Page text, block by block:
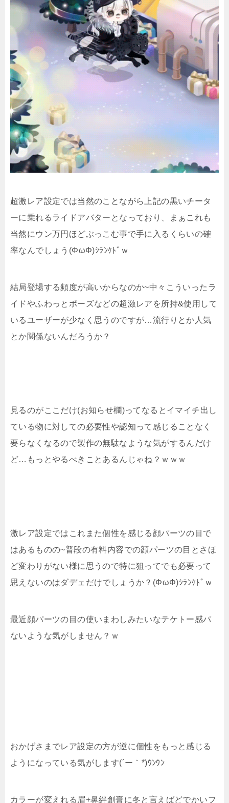
超激レア設定では当然のことながら上記の黒いチータ
ーに乗れるライドアバターとなっており、まぁこれも
当然にウン万円ほどぶっこむ事で手に入るくらいの確
率なんでしょう(ΦωΦ)ｼﾗﾝｹﾄﾞｗ
結局登場する頻度が高いからなのか~中々こういったラ
イドやふわっとポーズなどの超激レアを所持&使用して
いるユーザーが少なく思うのですが…流行りとか人気
とか関係ないんだろうか？
見るのがここだけ(お知らせ欄)ってなるとイマイチ出し
ている物に対しての必要性や認知って感じることなく
要らなくなるので製作の無駄なような気がするんだけ
ど…もっとやるべきことあるんじゃね？ｗｗｗ
激レア設定ではこれまた個性を感じる顔パーツの目で
はあるものの~普段の有料内容での顔パーツの目とさほ
ど変わりがない様に思うので特に狙ってでも必要って
思えないのはダデェだけでしょうか？(ΦωΦ)ｼﾗﾝｹﾄﾞｗ
最近顔パーツの目の使いまわしみたいなテケトー感パ
ないような気がしません？ｗ
おかげさまでレア設定の方が逆に個性をもっと感じる
ようになっている気がします(´ー｀*)ｳﾝｳﾝ
カラーが変えれる眉+鼻絆創膏に冬と言えばどでかいフ